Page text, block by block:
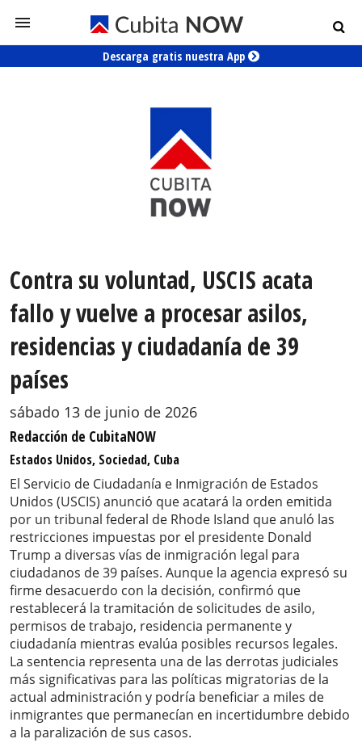
Descarga gratis nuestra App
Contra su voluntad, USCIS acata
fallo y vuelve a procesar asilos,
residencias y ciudadanía de 39
países
sábado 13 de junio de 2026
Redacción de CubitaNOW
Estados Unidos, Sociedad, Cuba
El Servicio de Ciudadanía e Inmigración de Estados
Unidos (USCIS) anunció que acatará la orden emitida
por un tribunal federal de Rhode Island que anuló las
restricciones impuestas por el presidente Donald
Trump a diversas vías de inmigración legal para
ciudadanos de 39 países. Aunque la agencia expresó su
firme desacuerdo con la decisión, confirmó que
restablecerá la tramitación de solicitudes de asilo,
permisos de trabajo, residencia permanente y
ciudadanía mientras evalúa posibles recursos legales.
La sentencia representa una de las derrotas judiciales
más significativas para las políticas migratorias de la
actual administración y podría beneficiar a miles de
inmigrantes que permanecían en incertidumbre debido
a la paralización de sus casos.